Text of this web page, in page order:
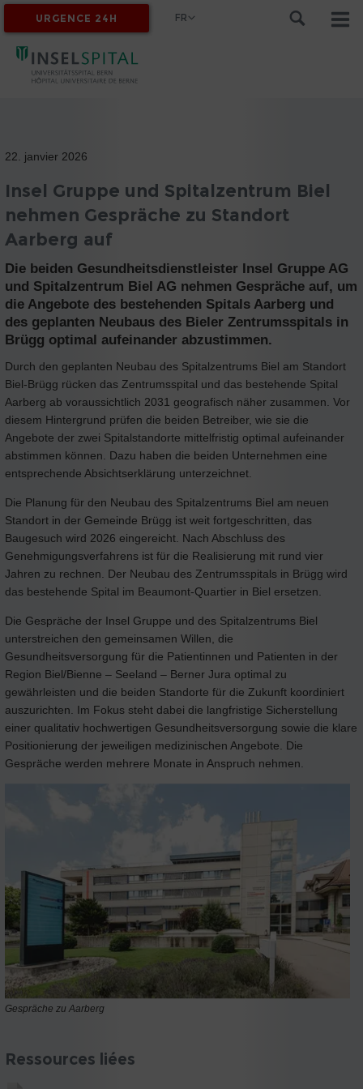
MYINSEL
URGENCE 24H FR
22. janvier 2026
Insel Gruppe und Spitalzentrum Biel
nehmen Gespräche zu Standort
Aarberg auf
Die beiden Gesundheitsdienstleister Insel Gruppe AG
und Spitalzentrum Biel AG nehmen Gespräche auf, um
die Angebote des bestehenden Spitals Aarberg und
des geplanten Neubaus des Bieler Zentrumsspitals in
Brügg optimal aufeinander abzustimmen.
Durch den geplanten Neubau des Spitalzentrums Biel am Standort
Biel-Brügg rücken das Zentrumsspital und das bestehende Spital
Aarberg ab voraussichtlich 2031 geografisch näher zusammen. Vor
diesem Hintergrund prüfen die beiden Betreiber, wie sie die
Angebote der zwei Spitalstandorte mittelfristig optimal aufeinander
abstimmen können. Dazu haben die beiden Unternehmen eine
entsprechende Absichtserklärung unterzeichnet.
Die Planung für den Neubau des Spitalzentrums Biel am neuen
Standort in der Gemeinde Brügg ist weit fortgeschritten, das
Baugesuch wird 2026 eingereicht. Nach Abschluss des
Genehmigungsverfahrens ist für die Realisierung mit rund vier
Jahren zu rechnen. Der Neubau des Zentrumsspitals in Brügg wird
das bestehende Spital im Beaumont-Quartier in Biel ersetzen.
Die Gespräche der Insel Gruppe und des Spitalzentrums Biel
unterstreichen den gemeinsamen Willen, die
Gesundheitsversorgung für die Patientinnen und Patienten in der
Region Biel/Bienne – Seeland – Berner Jura optimal zu
gewährleisten und die beiden Standorte für die Zukunft koordiniert
auszurichten. Im Fokus steht dabei die langfristige Sicherstellung
einer qualitativ hochwertigen Gesundheitsversorgung sowie die klare
Positionierung der jeweiligen medizinischen Angebote. Die
Gespräche werden mehrere Monate in Anspruch nehmen.
Gespräche zu Aarberg
Ressources liées